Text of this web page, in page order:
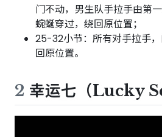
门不动，男生队手拉手由第
蜿蜒穿过，绕回原位置；
25-32小节：所有对手拉手
回原位置。
2 幸运七（Lucky